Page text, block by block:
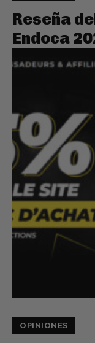
Reseña
Endoca
OPINIONES